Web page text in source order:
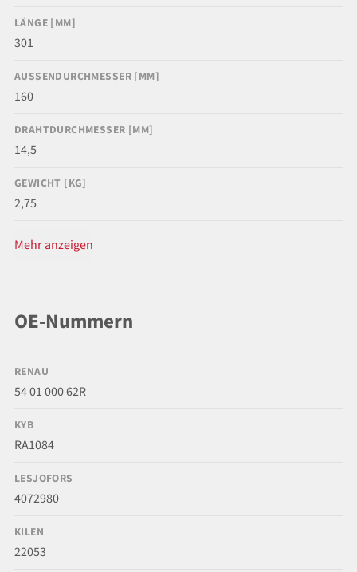
LÄNGE [MM]
301
AUSSENDURCHMESSER [MM]
160
DRAHTDURCHMESSER [MM]
14,5
GEWICHT [KG]
2,75
Mehr anzeigen
OE-Nummern
RENAU
54 01 000 62R
KYB
RA1084
LESJOFORS
4072980
KILEN
22053